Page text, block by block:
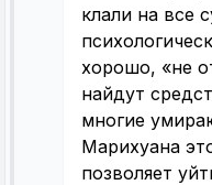
клали на все
хорошо, «не
найдут
многие
Марихуана
позволяет